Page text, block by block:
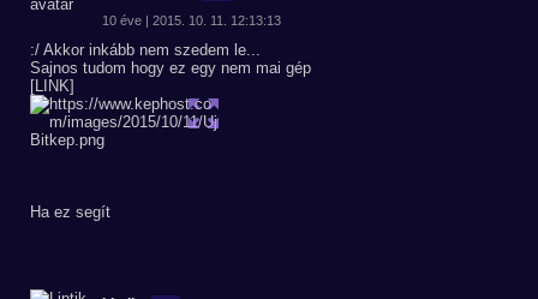
10 éve | 2015. 10. 11. 12:13:13
:/ Akkor inkább nem szedem le...
Sajnos tudom hogy ez egy nem mai gép
[LINK]
Ha ez segít